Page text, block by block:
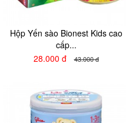
Hộp Yến sào Bionest Kids cao
cấp...
28.000 đ
43.000 đ